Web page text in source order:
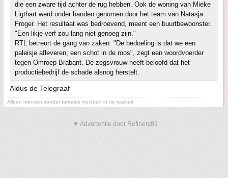
die een zware tijd achter de rug hebben. Ook de woning van Mieke
Ligthart werd onder handen genomen door het team van Natasja
Froger. Het resultaat was bedroevend, meent een buurtbewoonster.
"Een likje verf zou lang niet genoeg zijn."
RTL betreurt de gang van zaken. "De bedoeling is dat we een
paleisje afleveren; een schot in de roos", zegt een woordvoerder
tegen Omroep Brabant. De zegsvrouw heeft beloofd dat het
productiebedrijf de schade alsnog herstelt.
Aldus de Telegraaf
Alleen mensen zonder fantasie vluchten in de realiteit
▼ Advertentie door Refinery89